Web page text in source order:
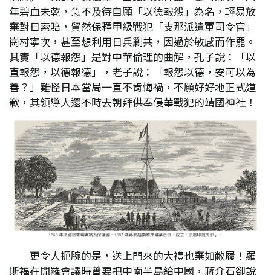
年碧血未乾，急不及待自願「以德報怨」為名，輕易放
棄對日索賠，貿然保釋甲級戰犯「支那派遣軍司令官」
崗村寧次，甚至想利用日兵剿共，因過於敏感而作罷。
其實「以德報怨」是對中華倫理的曲解，孔子說：「以
直報怨，以德報德」，老子說：「報怨以德，安可以為
善？」難怪日本當局一直不肯悔禍，不願好好地正式道
歉，其領導人還不時去朝拜供奉侵華戰犯的靖國神社！
更令人扼腕的是，送上門來的大禮也棄如敝履！羅
斯福在開羅會議時曾要把中南半島給中國，蔣介石卻說